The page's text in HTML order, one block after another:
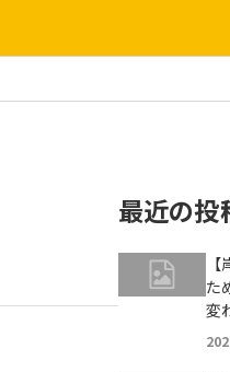
最近の投
た
変